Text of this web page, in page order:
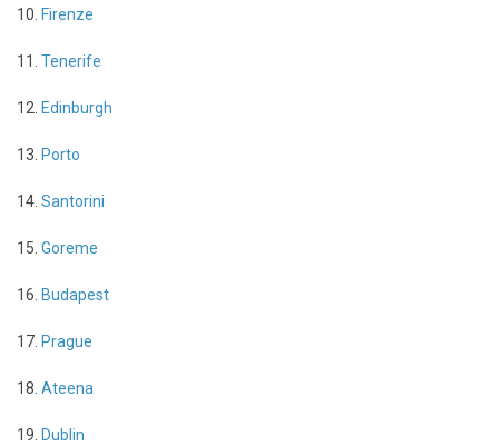
10. Firenze
11. Tenerife
12. Edinburgh
13. Porto
14. Santorini
15. Goreme
16. Budapest
17. Prague
18. Ateena
19. Dublin